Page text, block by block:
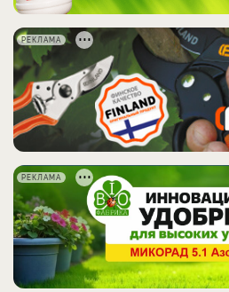
РЕКЛАМА
РЕКЛАМА